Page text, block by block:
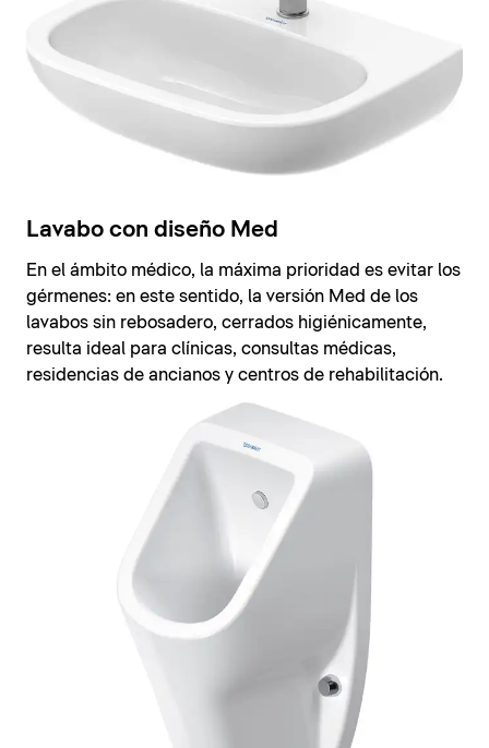
Lavabo con diseño Med
En el ámbito médico, la máxima prioridad es evitar los
gérmenes: en este sentido, la versión Med de los
lavabos sin rebosadero, cerrados higiénicamente,
resulta ideal para clínicas, consultas médicas,
residencias de ancianos y centros de rehabilitación.